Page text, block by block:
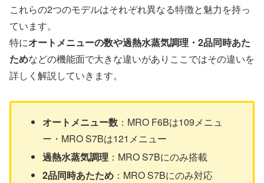
これらの2つのモデルはそれぞれ異なる特徴と魅力を持っ
ています。
特にオートメニューの数や過熱水蒸気調理・2品同時あた
ためなどの機能面で大きな違いがありここではその違いを
詳しく解説していきます。
オートメニュー数 ：MRO F6Bは109メニュ
ー・MRO S7Bは121メニュー
過熱水蒸気調理 ：MRO S7Bにのみ搭載
2品同時あたため ：MRO S7Bにのみ対応